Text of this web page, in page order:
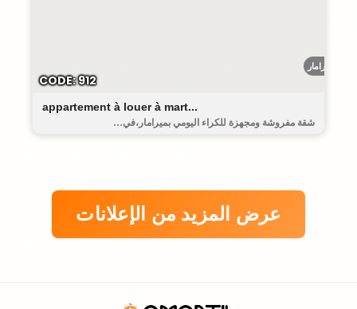
ميرامار
appartement à louer à mart...
شقة مفروشة ومجهزة للكراء اليومي بميرامار،في...
CODE: 912
عرض المزيد من الإعلانات